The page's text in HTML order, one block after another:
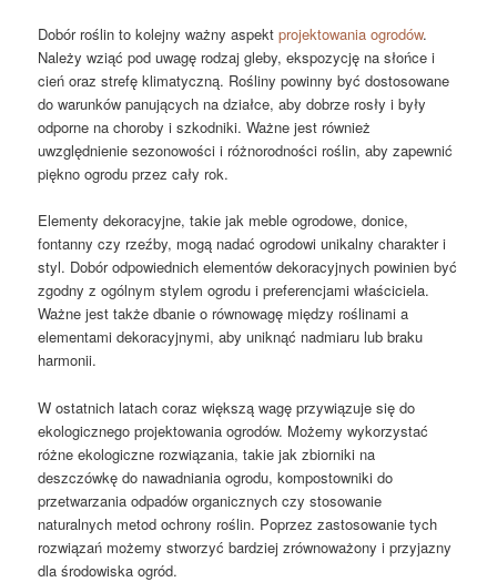
Dobór roślin to kolejny ważny aspektprojektowania ogrodów.
Należy wziąć pod uwagę rodzaj gleby, ekspozycję na słońce i
cień oraz strefę klimatyczną. Rośliny powinny być dostosowane
do warunków panujących na działce, aby dobrze rosły i były
odporne na choroby i szkodniki. Ważne jest również
uwzględnienie sezonowości i różnorodności roślin, aby zapewnić
piękno ogrodu przez cały rok.
Elementy dekoracyjne, takie jak meble ogrodowe, donice,
fontanny czy rzeźby, mogą nadać ogrodowi unikalny charakter i
styl. Dobór odpowiednich elementów dekoracyjnych powinien być
zgodny z ogólnym stylem ogrodu i preferencjami właściciela.
Ważne jest także dbanie o równowagę między roślinami a
elementami dekoracyjnymi, aby uniknąć nadmiaru lub braku
harmonii.
W ostatnich latach coraz większą wagę przywiązuje się do
ekologicznego projektowania ogrodów. Możemy wykorzystać
różne ekologiczne rozwiązania, takie jak zbiorniki na
deszczówkę do nawadniania ogrodu, kompostowniki do
przetwarzania odpadów organicznych czy stosowanie
naturalnych metod ochrony roślin. Poprzez zastosowanie tych
rozwiązań możemy stworzyć bardziej zrównoważony i przyjazny
dla środowiska ogród.